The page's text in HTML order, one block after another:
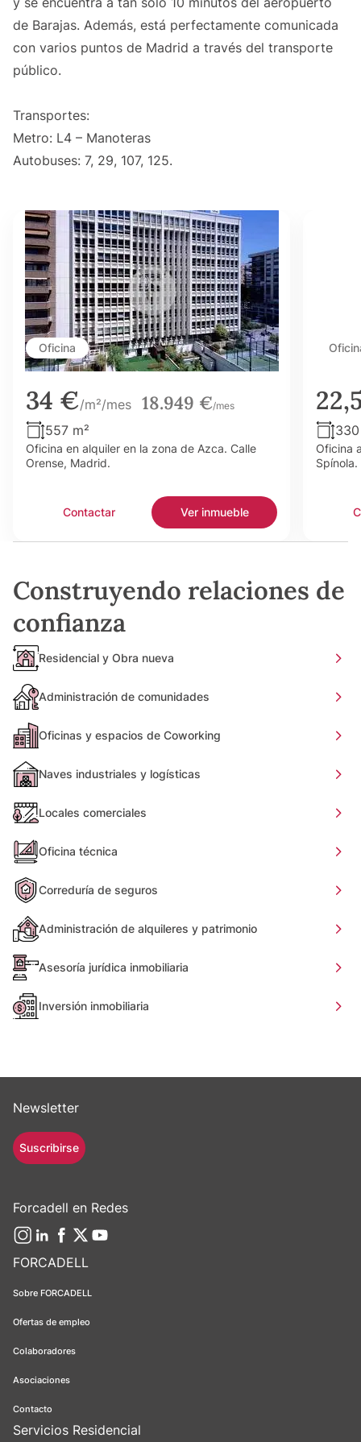
de Barajas. Además, está perfectamente comunicada
con varios puntos de Madrid a través del transporte
público.
Transportes:
Metro: L4 – Manoteras
Autobuses: 7, 29, 107, 125.
Oficina
34 €/m²/mes 18.949 €/mes
557 m²
Oficina en alquiler en la zona de Azca. Calle
Orense, Madrid.
Contactar Ver inmueble
Oficina
Spínola.
Construyendo relaciones de
confianza
Residencial y Obra nueva
Administración de comunidades
Oficinas y espacios de Coworking
Naves industriales y logísticas
Locales comerciales
Oficina técnica
Correduría de seguros
Administración de alquileres y patrimonio
Asesoría jurídica inmobiliaria
Inversión inmobiliaria
FORCADELL
Sobre FORCADELL
Ofertas de empleo
Colaboradores
Asociaciones
Contacto
Servicios Residencial
Newsletter
Suscribirse
Forcadell en Redes